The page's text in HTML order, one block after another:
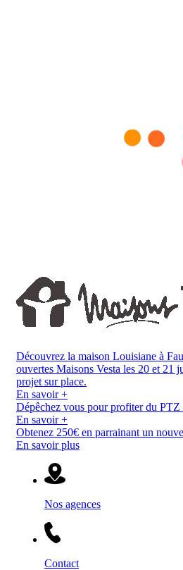
Découvrez la maison Louisiane à
ouvertes Maisons Vesta les 20 et 21
projet sur place.
En savoir +
Dépêchez vous pour profiter du PTZ
En savoir +
Obtenez 250€ en parrainant un
En savoir plus
Nos agences
Contact